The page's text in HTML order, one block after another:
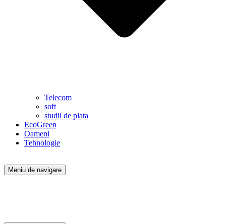
Telecom
soft
studii de piata
EcoGreen
Oameni
Tehnologie
Meniu de navigare